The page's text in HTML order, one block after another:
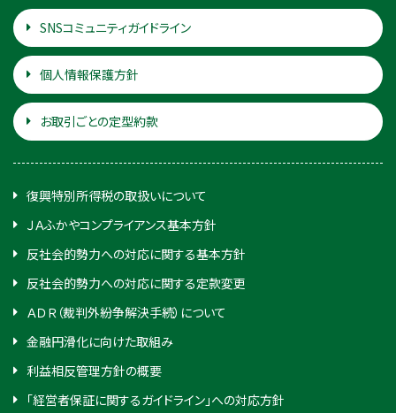
SNSコミュニティガイドライン
個人情報保護方針
お取引ごとの定型約款
復興特別所得税の取扱いについて
ＪＡふかやコンプライアンス基本方針
反社会的勢力への対応に関する基本方針
反社会的勢力への対応に関する定款変更
ＡＤＲ（裁判外紛争解決手続）について
金融円滑化に向けた取組み
利益相反管理方針の概要
「経営者保証に関するガイドライン」への対応方針